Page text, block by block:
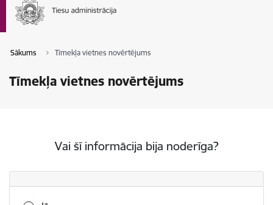
Sākums Tīmekļa vietnes novērtējums
Tīmekļa vietnes novērtējums
Vai šī informācija bija noderīga?
Vai šī informācija bija noderīga?